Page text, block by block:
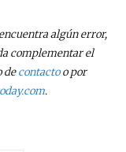
algún error,
complementar el
decontactoo por
.